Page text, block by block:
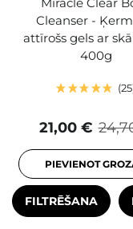
Miracle Clear
Cleanser -
attīrošs gels ar
400g
25
21,00 €
PIEVIENOT
FILTRĒŠANA